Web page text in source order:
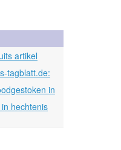
artikel
tagblatt.de:
in
hechtenis